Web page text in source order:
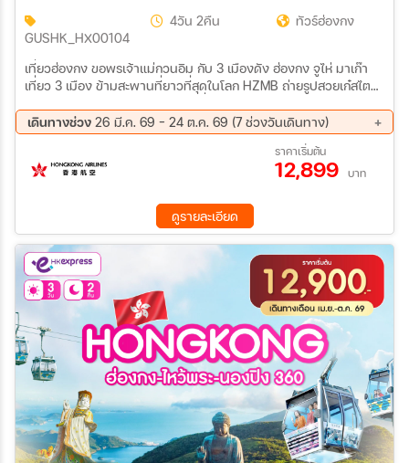
GUSHK_HX00104
4วัน 2คืน ทัวร์ฮ่องกง
เที่ยวฮ่องกง ขอพรเจ้าแม่กวนอิม กับ 3 เมืองดัง ฮ่องกง จูไห่ มาเก๊า
เที่ยว 3 เมือง ข้ามสะพานที่ยาวที่สุดในโลก HZMB ถ่ายรูปสวยเก๋สไตล์
ทะเลจีนใต้ ที่สุดของความปัง ความสำเร็จ ไหว้ขอพรที่วัดแชกงหมิว,วัด
อาม่า,วัดเจ้าแม่กวนอิม ช้อปปิ้งสินค้าจีนตลาดใต้ดินกงเป่ย และ สินค้า
แบรนด์เนมถนนนาธาน แถมฟรีถุงผ้า ลดโลกร้อนทุกที่นั่ง
เดินทางช่วง 26 มี.ค. 69 - 24 ต.ค. 69 (7 ช่วงวันเดินทาง)
11 ก.ย. 69 - 14 ก.ย. 69
25 ก.ย. 69 - 28 ก.ย. 69
02 ต.ค. 69 - 05 ต.ค. 69
09 ต.ค. 69 - 12 ต.ค. 69
16 ต.ค. 69 - 19 ต.ค. 69
ราคาเริ่มต้น
12,899 บาท
ดูรายละเอียด